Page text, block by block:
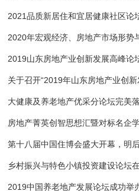
2021品质新居住和宜居健康社区论
2020年宏观经济、房地产市场形势
2019山东房地产业创新发展高峰论
关于召开“2019年山东房地产业创
大健康及养老地产优采分论坛完美
房地产菁英创智思想汇暨对标名企
第十八届中国住博会盛大开幕，明
乡村振兴与特色小镇投资建设论坛
2019中国养老地产发展论坛成功举